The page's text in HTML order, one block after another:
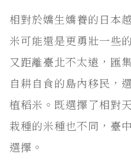
相對於嬌生嬌養的日本
米可能還是更勇壯一些
又距離臺北不太遠，匯
自耕自食的島內移民，
植稻米。既選擇了相對
栽種的米種也不同，臺
選擇。